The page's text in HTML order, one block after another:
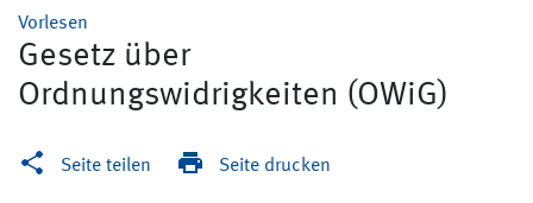
Vorlesen
Gesetz über
Ordnungswidrigkeiten (OWiG)
Seite teilen Seite drucken